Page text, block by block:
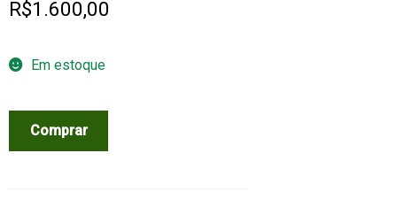
R$1.600,00
Em estoque
PHARMACOLOGY
Comprar